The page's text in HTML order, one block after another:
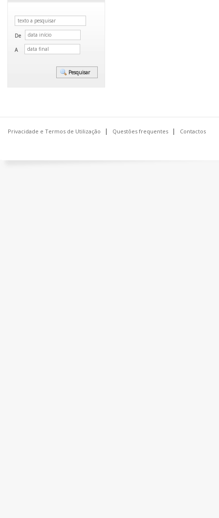
De
A
Privacidade e Termos de Utilização Questões frequentes Contactos